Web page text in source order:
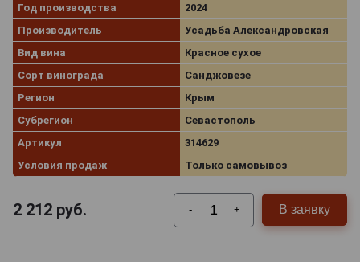
Год производства
2024
Производитель
Усадьба Александровская
Вид вина
Красное сухое
Сорт винограда
Санджовезе
Регион
Крым
Субрегион
Севастополь
Артикул
314629
Условия продаж
Только самовывоз
2 212 руб. - + В заявку